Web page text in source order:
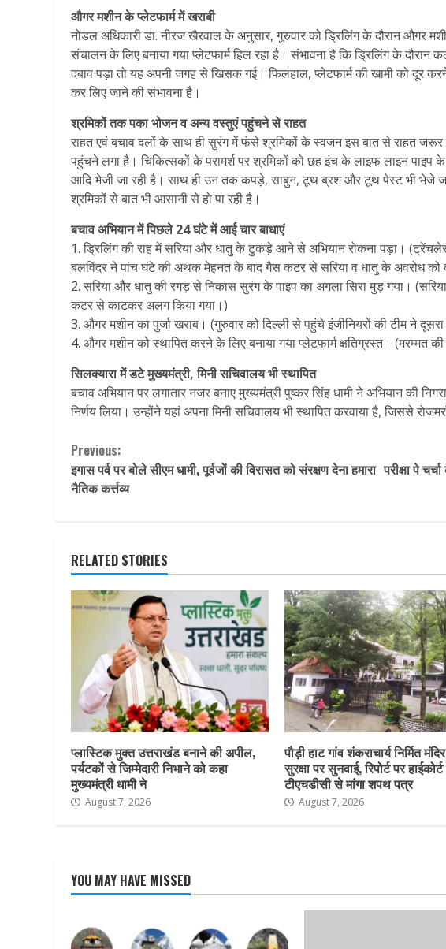
औगर मशीन के प्लेटफार्म में खराबी
नोडल अधिकारी डा. नीरज खैरवाल के अनुसार, गुरुवार को ड्रिलिंग के दौरान औगर
संचालन के लिए बनाया गया प्लेटफार्म हिल रहा है। संभावना है कि ड्रिलिंग के
दबाव पड़ा तो यह अपनी जगह से खिसक गई। फिलहाल, प्लेटफार्म की खामी को दूर
कर लिए जाने की संभावना है।
श्रमिकों तक पका भोजन व अन्य वस्तुएं पहुंचने से राहत
राहत एवं बचाव दलों के साथ ही सुरंग में फंसे श्रमिकों के स्वजन इस बात से राहत
पहुंचने लगा है। चिकित्सकों के परामर्श पर श्रमिकों को छह इंच के लाइफ लाइन
आदि भेजी जा रही है। साथ ही उन तक कपड़े, साबुन, टूथ ब्रश और टूथ पेस्ट भी भेजे
श्रमिकों से बात भी आसानी से हो पा रही है।
बचाव अभियान में पिछले 24 घंटे में आई चार बाधाएं
1. ड्रिलिंग की राह में सरिया और धातु के टुकड़े आने से अभियान रोकना पड़ा।
बलविंदर ने पांच घंटे की अथक मेहनत के बाद गैस कटर से सरिया व धातु के अवरोध को
2. सरिया और धातु की रगड़ से निकास सुरंग के पाइप का अगला सिरा मुड़ गया।
कटर से काटकर अलग किया गया।)
3. औगर मशीन का पुर्जा खराब। (गुरुवार को दिल्ली से पहुंचे इंजीनियरों की टीम ने
4. औगर मशीन को स्थापित करने के लिए बनाया गया प्लेटफार्म क्षतिग्रस्त। (मरम्मत
सिलक्यारा में डटे मुख्यमंत्री, मिनी सचिवालय भी स्थापित
बचाव अभियान पर लगातार नजर बनाए मुख्यमंत्री पुष्कर सिंह धामी ने अभियान की
निर्णय लिया। उन्होंने यहां अपना मिनी सचिवालय भी स्थापित करवाया है, जिससे
Continue
Reading
Previous:
इगास पर्व पर बोले सीएम धामी, पूर्वजों की विरासत को संरक्षण देना हमारा
नैतिक कर्त्तव्य
परीक्षा पे
RELATED STORIES
प्लास्टिक मुक्त उत्तराखंड बनाने की अपील,
पर्यटकों से जिम्मेदारी निभाने को कहा
मुख्यमंत्री धामी ने
August 7, 2026
पौड़ी हाट गांव शंकराचार्य निर्मित
सुरक्षा पर सुनवाई, रिपोर्ट पर
टीएचडीसी से मांगा शपथ पत्र
August 7, 2026
YOU MAY HAVE MISSED